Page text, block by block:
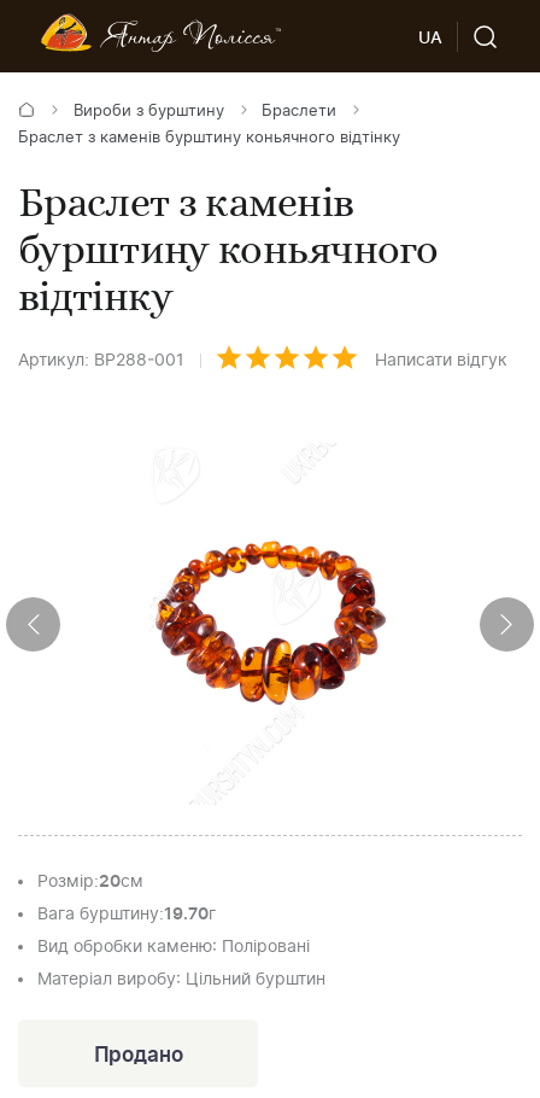
UA
Вироби з бурштину
Браслети
Браслет з каменів бурштину коньячного відтінку
Браслет з каменів
бурштину коньячного
відтінку
Артикул: BP288-001 Написати відгук
Розмір:20см
Вага бурштину:19.70г
Вид обробки каменю: Поліровані
Матеріал виробу: Цільний бурштин